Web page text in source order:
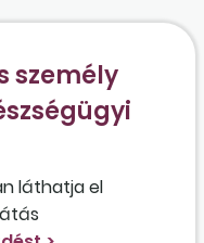
személy
láthatja el